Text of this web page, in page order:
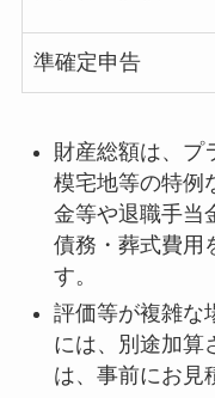
準確定申告
財産総額は、プ
模宅地等の特例
金等や退職手当
債務・葬式費用
す。
評価等が複雑な
には、別途加算
は、事前にお見